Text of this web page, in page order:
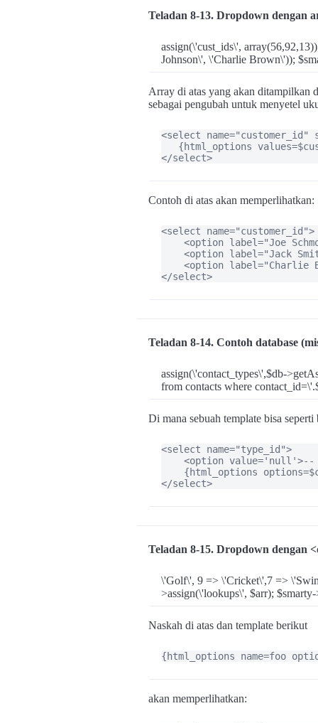
Teladan 8-13. Dropdown dengan
assign(\'cust_ids\',
Johnson\', \'Charlie Brown\'));
Array di atas yang akan ditampilkan
sebagai pengubah untuk menyetel
<select name="customer_id"
{html_options
</select>
Contoh di atas akan memperlihatkan:
<select name="customer_id">
<option label="Joe
<option label="Jack
<option label="Charlie
</select>
Teladan 8-14. Contoh database
assign(\'contact_types\',$db-
from contacts where
Di mana sebuah template bisa
<select name="type_id">
<option
{html_options
</select>
Teladan 8-15. Dropdown dengan
\'Golf\', 9 => \'Cricket\',7 =>
>assign(\'lookups\', $arr);
Naskah di atas dan template berikut
{html_options name=foo
akan memperlihatkan: